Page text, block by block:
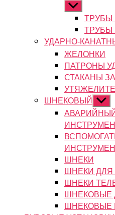
Показывать
подменюТРУБЫ
ТРУБЫ
УДАРНО-
ЖЕЛОНКИ
ПАТРОНЫ
СТАКАНЫ
ШНЕКОВЫЙ
ШНЕКИ
ШНЕКИ
ШНЕКИ
ШНЕКОВЫЕ
ШНЕКОВЫЕ